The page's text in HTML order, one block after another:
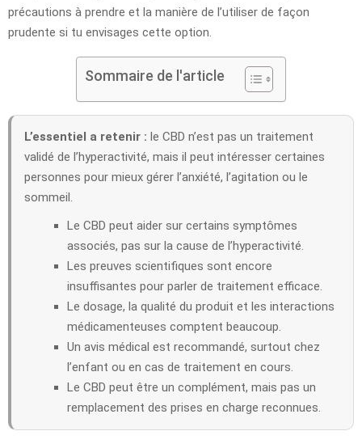
précautions à prendre et la manière de l’utiliser de façon
prudente si tu envisages cette option.
Sommaire de l'article
L’essentiel a retenir : le CBD n’est pas un traitement
validé de l’hyperactivité, mais il peut intéresser certaines
personnes pour mieux gérer l’anxiété, l’agitation ou le
sommeil.
Le CBD peut aider sur certains symptômes
associés, pas sur la cause de l’hyperactivité.
Les preuves scientifiques sont encore
insuffisantes pour parler de traitement efficace.
Le dosage, la qualité du produit et les interactions
médicamenteuses comptent beaucoup.
Un avis médical est recommandé, surtout chez
l’enfant ou en cas de traitement en cours.
Le CBD peut être un complément, mais pas un
remplacement des prises en charge reconnues.